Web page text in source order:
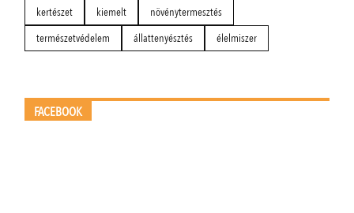
kertészet
kiemelt
növénytermesztés
természetvédelem
állattenyésztés élelmiszer
FACEBOOK